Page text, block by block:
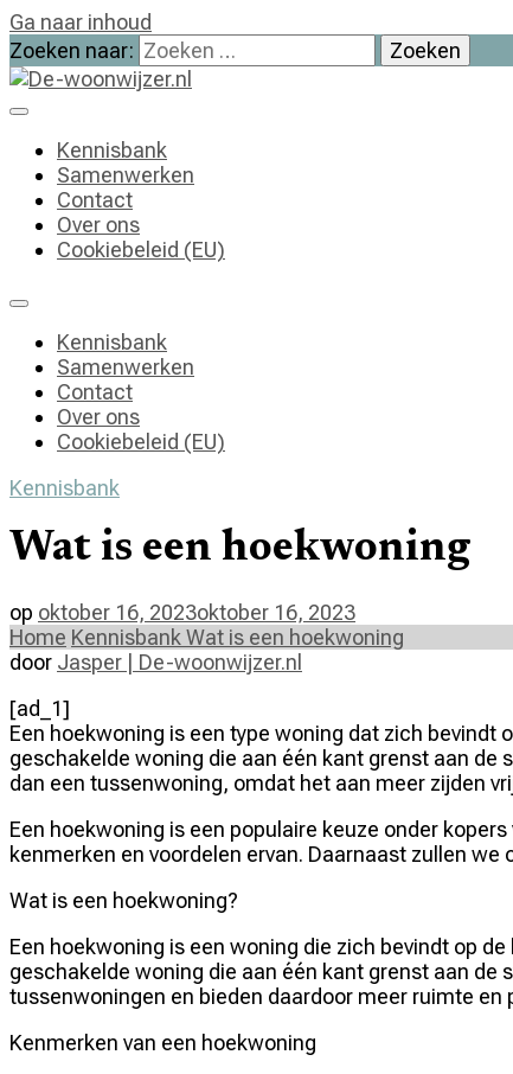
Ga naar inhoud
Zoeken naar:
Kennisbank
Samenwerken
Contact
Over ons
Cookiebeleid (EU)
Kennisbank
Samenwerken
Contact
Over ons
Cookiebeleid (EU)
Kennisbank
Wat is een hoekwoning
op oktober 16, 2023oktober 16, 2023
Home KennisbankWat is een hoekwoning
door Jasper | De-woonwijzer.nl
[ad_1]
Een hoekwoning is een type woning dat zich bevindt
geschakelde woning die aan één kant grenst aan
dan een tussenwoning, omdat het aan meer zijden
Een hoekwoning is een populaire keuze onder
kenmerken en voordelen ervan. Daarnaast zullen
Wat is een hoekwoning?
Een hoekwoning is een woning die zich bevindt op
geschakelde woning die aan één kant grenst aan de
tussenwoningen en bieden daardoor meer ruimte en
Kenmerken van een hoekwoning